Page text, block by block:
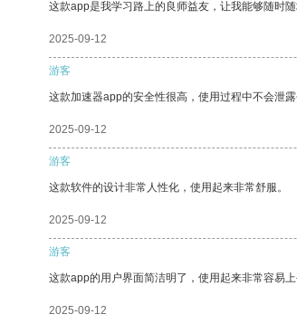
这款app是我学习路上的良师益友，让我能够随时随
2025-09-12
游客
这款加速器app的安全性很高，使用过程中不会泄露
2025-09-12
游客
这款软件的设计非常人性化，使用起来非常舒服。
2025-09-12
游客
这款app的用户界面简洁明了，使用起来非常容易上
2025-09-12